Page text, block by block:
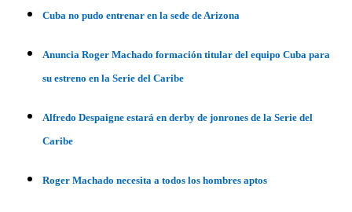
Cuba no pudo entrenar en la sede de Arizona
Anuncia Roger Machado formación titular del equipo Cuba para
su estreno en la Serie del Caribe
Alfredo Despaigne estará en derby de jonrones de la Serie del
Caribe
Roger Machado necesita a todos los hombres aptos